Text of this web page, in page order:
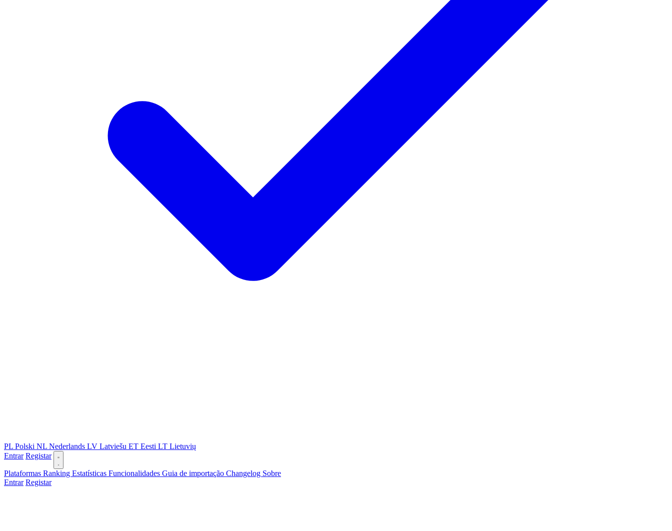
PL Polski NL Nederlands LV Latviešu ET Eesti LT Lietuvių
Entrar Registar
Plataformas Ranking Estatísticas Funcionalidades Guia de importação Changelog Sobre
Entrar Registar